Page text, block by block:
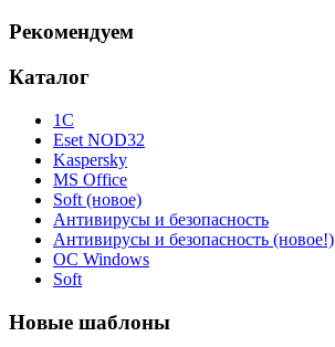
Рекомендуем
Каталог
1С
Eset NOD32
Kaspersky
MS Office
Soft (новое)
Антивирусы и безопасность
Антивирусы и безопасность (новое!)
ОС Windows
Soft
Новые шаблоны